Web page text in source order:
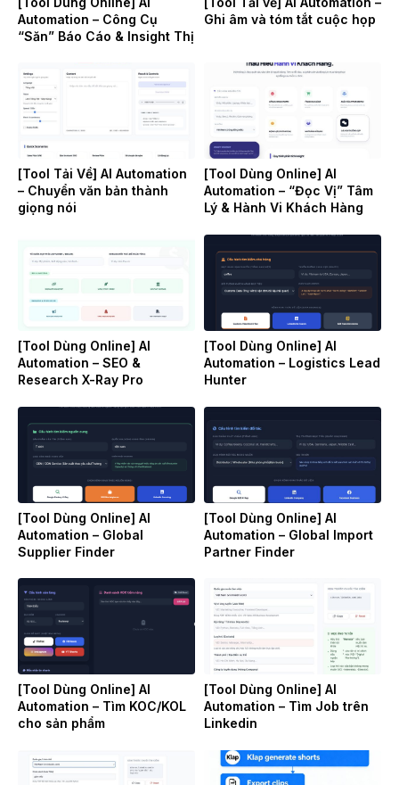
Automation – Công Cụ
“Săn” Báo Cáo & Insight Thị
Ghi âm và tóm tắt cuộc họp
[Tool Tải Về] AI Automation
– Chuyển văn bản thành
giọng nói
[Tool Dùng Online] AI
Automation – “Đọc Vị” Tâm
Lý & Hành Vi Khách Hàng
[Tool Dùng Online] AI
Automation – SEO &
Research X-Ray Pro
[Tool Dùng Online] AI
Automation – Logistics Lead
Hunter
[Tool Dùng Online] AI
Automation – Global
Supplier Finder
[Tool Dùng Online] AI
Automation – Global Import
Partner Finder
[Tool Dùng Online] AI
Automation – Tìm KOC/KOL
cho sản phẩm
[Tool Dùng Online] AI
Automation – Tìm Job trên
Linkedin